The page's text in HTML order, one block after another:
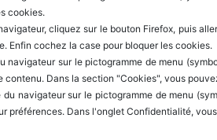
cookies.
cliquez sur le bouton Firefox, puis
Enfin cochez la case pour bloquer les cookies.
sur le pictogramme de menu
Dans la section "Cookies", vous
navigateur sur le pictogramme de menu
préférences. Dans l'onglet Confidentialité,